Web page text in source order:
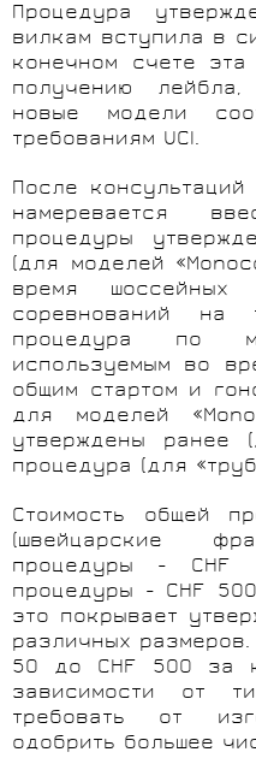
Процедура
вилкам вступила в
конечном счете
получению лейбла,
новые модели
требованиям UCI.
После консультаций
намеревается
процедуры
(для моделей
время
соревнований на
процедура по
используемым во
общим стартом и
для моделей
утверждены ранее
процедура (для
Стоимость общей
(швейцарские
процедуры -
процедуры - CHF
это покрывает
различных
50 до CHF 500 за
зависимости от
требовать от
одобрить большее